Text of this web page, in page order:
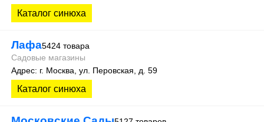
Каталог синюха
Лафа5424 товара
Садовые магазины
Адрес: г. Москва, ул. Перовская, д. 59
Каталог синюха